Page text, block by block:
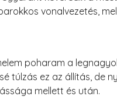
vonalvezetés,
poharam a
túlzás ez az állítás, de
mellett és után.